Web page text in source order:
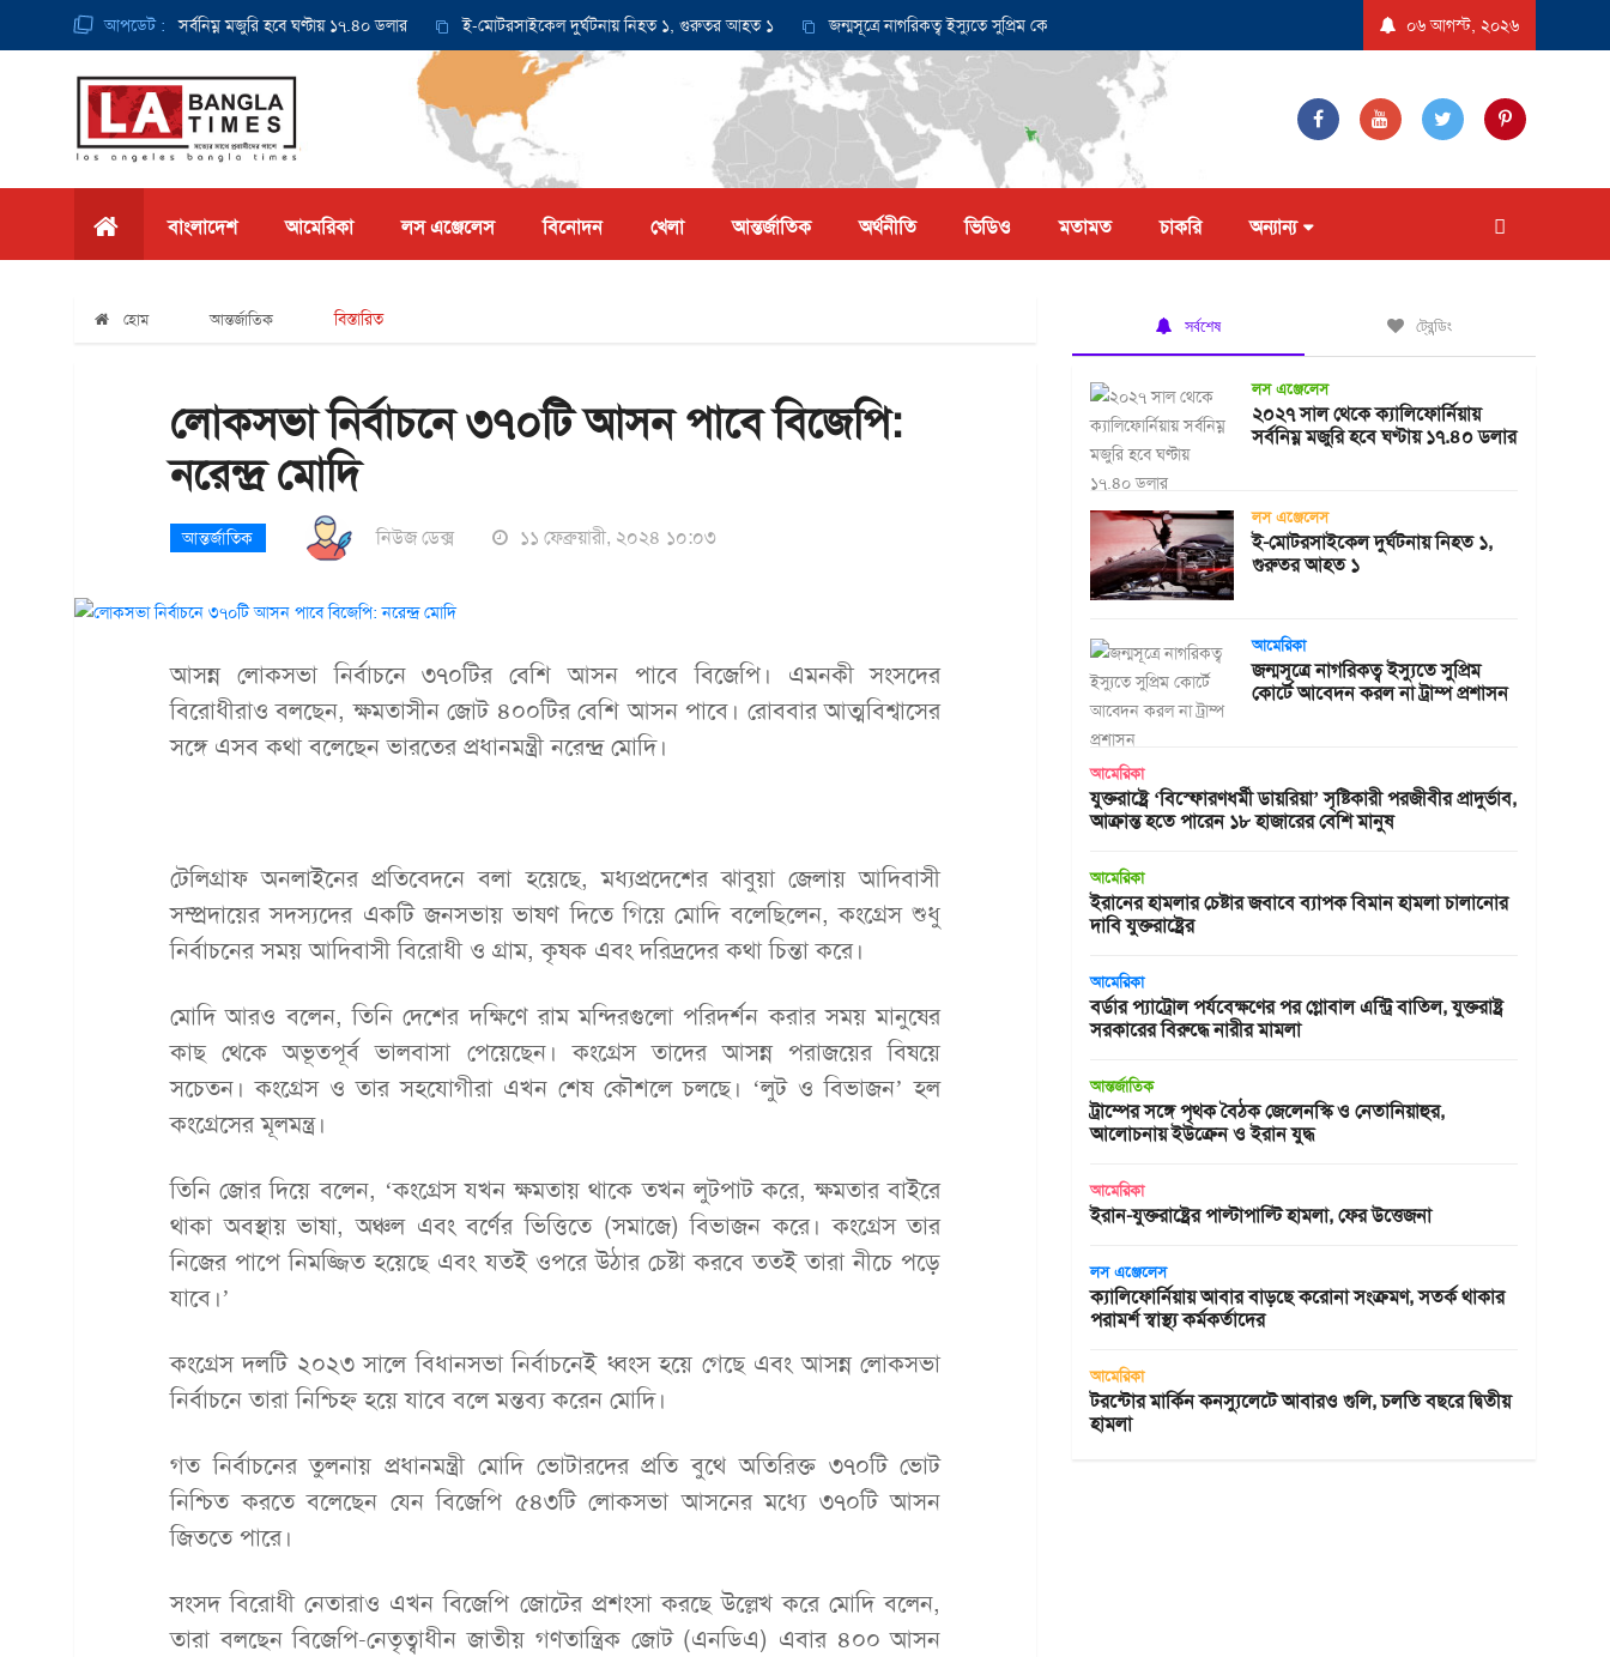
আপডেট :
ক্যালিফোর্নিয়ায় সর্বনিম্ন মজুরি হবে ঘণ্টায় ১৭.৪০ ডলার ই-মোটরসাইকেল দুর্ঘটনায় নিহত ১, গুরুতর আহত ১ জন্মসূত্রে নাগরিকত্ব ইস্যুতে সুপ্রিম কোর্টে আবেদন করল না ট্রাম্প প্রশাসন যুক্তরাষ্ট্রে ‘বিস্ফোরণধর্মী ডায়রিয়া’ সৃষ্টিকারী
০৬ আগস্ট, ২০২৬
বাংলাদেশ আমেরিকা লস এঞ্জেলেস বিনোদন খেলা আন্তর্জাতিক অর্থনীতি ভিডিও মতামত চাকরি অন্যান্য
হোম আন্তর্জাতিক বিস্তারিত
লোকসভা নির্বাচনে ৩৭০টি আসন পাবে বিজেপি:
নরেন্দ্র মোদি
আন্তর্জাতিক নিউজ ডেক্স ১১ ফেব্রুয়ারী, ২০২৪ ১০:০৩
আসন্ন লোকসভা নির্বাচনে ৩৭০টির বেশি আসন পাবে বিজেপি। এমনকী সংসদের
বিরোধীরাও বলছেন, ক্ষমতাসীন জোট ৪০০টির বেশি আসন পাবে। রোববার আত্মবিশ্বাসের
সঙ্গে এসব কথা বলেছেন ভারতের প্রধানমন্ত্রী নরেন্দ্র মোদি।
টেলিগ্রাফ অনলাইনের প্রতিবেদনে বলা হয়েছে, মধ্যপ্রদেশের ঝাবুয়া জেলায় আদিবাসী
সম্প্রদায়ের সদস্যদের একটি জনসভায় ভাষণ দিতে গিয়ে মোদি বলেছিলেন, কংগ্রেস শুধু
নির্বাচনের সময় আদিবাসী বিরোধী ও গ্রাম, কৃষক এবং দরিদ্রদের কথা চিন্তা করে।
মোদি আরও বলেন, তিনি দেশের দক্ষিণে রাম মন্দিরগুলো পরিদর্শন করার সময় মানুষের
কাছ থেকে অভূতপূর্ব ভালবাসা পেয়েছেন। কংগ্রেস তাদের আসন্ন পরাজয়ের বিষয়ে
সচেতন। কংগ্রেস ও তার সহযোগীরা এখন শেষ কৌশলে চলছে। ‘লুট ও বিভাজন’ হল
কংগ্রেসের মূলমন্ত্র।
তিনি জোর দিয়ে বলেন, ‘কংগ্রেস যখন ক্ষমতায় থাকে তখন লুটপাট করে, ক্ষমতার বাইরে
থাকা অবস্থায় ভাষা, অঞ্চল এবং বর্ণের ভিত্তিতে (সমাজে) বিভাজন করে। কংগ্রেস তার
নিজের পাপে নিমজ্জিত হয়েছে এবং যতই ওপরে উঠার চেষ্টা করবে ততই তারা নীচে পড়ে
যাবে।’
কংগ্রেস দলটি ২০২৩ সালে বিধানসভা নির্বাচনেই ধ্বংস হয়ে গেছে এবং আসন্ন লোকসভা
নির্বাচনে তারা নিশ্চিহ্ন হয়ে যাবে বলে মন্তব্য করেন মোদি।
গত নির্বাচনের তুলনায় প্রধানমন্ত্রী মোদি ভোটারদের প্রতি বুথে অতিরিক্ত ৩৭০টি ভোট
নিশ্চিত করতে বলেছেন যেন বিজেপি ৫৪৩টি লোকসভা আসনের মধ্যে ৩৭০টি আসন
জিততে পারে।
সংসদ বিরোধী নেতারাও এখন বিজেপি জোটের প্রশংসা করছে উল্লেখ করে মোদি বলেন,
তারা বলছেন বিজেপি-নেতৃত্বাধীন জাতীয় গণতান্ত্রিক জোট (এনডিএ) এবার ৪০০ আসন
সর্বশেষ ট্রেন্ডিং
লস এঞ্জেলেস
২০২৭ সাল থেকে ক্যালিফোর্নিয়ায়
সর্বনিম্ন মজুরি হবে ঘণ্টায় ১৭.৪০ ডলার
লস এঞ্জেলেস
ই-মোটরসাইকেল দুর্ঘটনায় নিহত ১,
গুরুতর আহত ১
আমেরিকা
জন্মসূত্রে নাগরিকত্ব ইস্যুতে সুপ্রিম
কোর্টে আবেদন করল না ট্রাম্প প্রশাসন
আমেরিকা
যুক্তরাষ্ট্রে ‘বিস্ফোরণধর্মী ডায়রিয়া’ সৃষ্টিকারী পরজীবীর প্রাদুর্ভাব,
আক্রান্ত হতে পারেন ১৮ হাজারের বেশি মানুষ
আমেরিকা
ইরানের হামলার চেষ্টার জবাবে ব্যাপক বিমান হামলা চালানোর
দাবি যুক্তরাষ্ট্রের
আমেরিকা
বর্ডার প্যাট্রোল পর্যবেক্ষণের পর গ্লোবাল এন্ট্রি বাতিল, যুক্তরাষ্ট্র
সরকারের বিরুদ্ধে নারীর মামলা
আন্তর্জাতিক
ট্রাম্পের সঙ্গে পৃথক বৈঠক জেলেনস্কি ও নেতানিয়াহুর,
আলোচনায় ইউক্রেন ও ইরান যুদ্ধ
আমেরিকা
ইরান-যুক্তরাষ্ট্রের পাল্টাপাল্টি হামলা, ফের উত্তেজনা
লস এঞ্জেলেস
ক্যালিফোর্নিয়ায় আবার বাড়ছে করোনা সংক্রমণ, সতর্ক থাকার
পরামর্শ স্বাস্থ্য কর্মকর্তাদের
আমেরিকা
টরন্টোর মার্কিন কনস্যুলেটে আবারও গুলি, চলতি বছরে দ্বিতীয়
হামলা